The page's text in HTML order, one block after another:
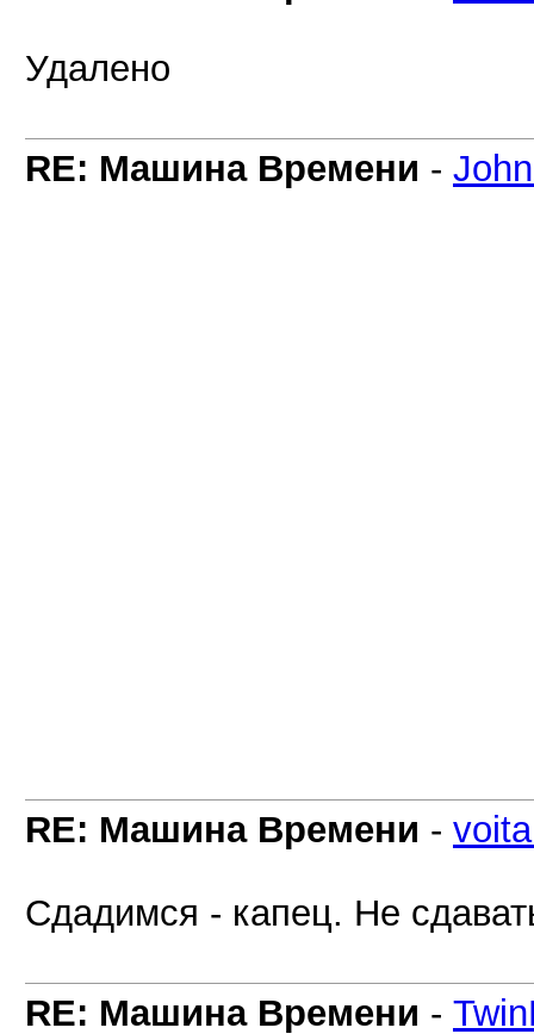
Удалено
RE: Машина Времени -
RE: Машина Времени -
Сдадимся - капец. Не
RE: Машина Времени -